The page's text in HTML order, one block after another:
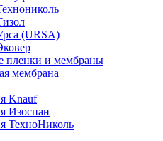
(URSA)
пленки и мембраны
мембрана
Knauf
Изоспан
ТехноНиколь